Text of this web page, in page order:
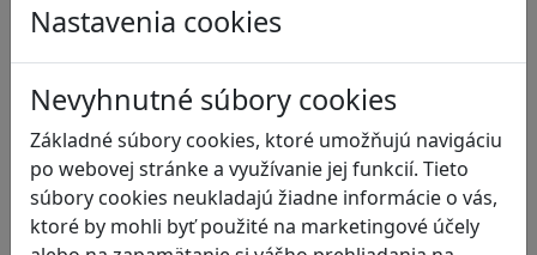
Nastavenia cookies
Nevyhnutné súbory cookies
Základné súbory cookies, ktoré umožňujú navigáciu
po webovej stránke a využívanie jej funkcií. Tieto
súbory cookies neukladajú žiadne informácie o vás,
ktoré by mohli byť použité na marketingové účely
Digitálna rovnováha
Ekológia
Globálne vzdelávanie
Kreativita
Kritické myslenie
Kyberšikana
Logické myslenie
Ľudské práva a tolerancia